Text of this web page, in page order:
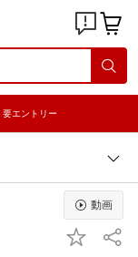
要エントリー
動画